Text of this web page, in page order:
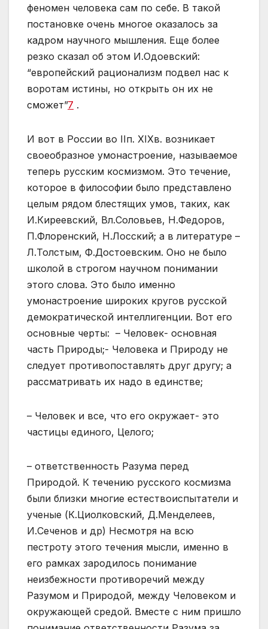
феномен человека сам по себе. В такой
постановке очень многое оказалось за
кадром научного мышления. Еще более
резко сказал об этом И.Одоевский:
“европейский рационализм подвел нас к
воротам истины, но открыть он их не
сможет”7 .
И вот в России во IIп. XIXв. возникает
своеобразное умонастроение, называемое
теперь русским космизмом. Это течение,
которое в философии было представлено
целым рядом блестящих умов, таких, как
И.Киреевский, Вл.Соловьев, Н.Федоров,
П.Флоренский, Н.Лосский; а в литературе –
Л.Толстым, Ф.Достоевским. Оно не было
школой в строгом научном понимании
этого слова. Это было именно
умонастроение широких кругов русской
демократической интеллигенции. Вот его
основные черты: – Человек- основная
часть Природы;- Человека и Природу не
следует противопоставлять друг другу; а
рассматривать их надо в единстве;
– Человек и все, что его окружает- это
частицы единого, Целого;
– ответственность Разума перед
Природой. К течению русского космизма
были близки многие естествоиспытатели и
ученые (К.Циолковский, Д.Менделеев,
И.Сеченов и др) Несмотря на всю
пестроту этого течения мысли, именно в
его рамках зародилось понимание
неизбежности противоречий между
Разумом и Природой, между Человеком и
окружающей средой. Вместе с ним пришло